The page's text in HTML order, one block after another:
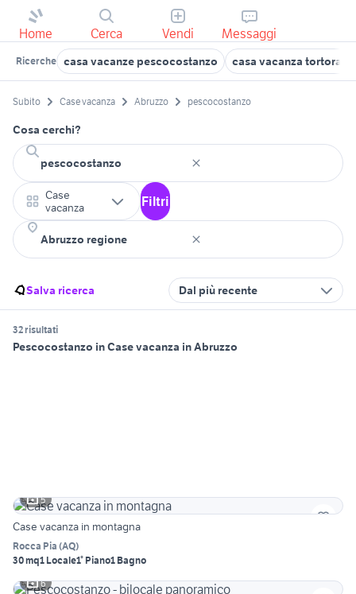
Home Cerca Vendi Messaggi
Ricerche casa vacanze pescocostanzo casa vacanza tortora
Subito Case vacanza Abruzzo pescocostanzo
Cosa cerchi?
Case
vacanza
Filtri
Salva ricerca Dal più recente
32 risultati
Pescocostanzo in Case vacanza in Abruzzo
5
Case vacanza in montagna
Rocca Pia (AQ)
30 mq1 Locale1° Piano1 Bagno
6